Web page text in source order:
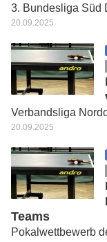
3. Bundesliga Süd
20.09.2025
Verbandsliga
20.09.2025
Teams
Pokalwettbewerb